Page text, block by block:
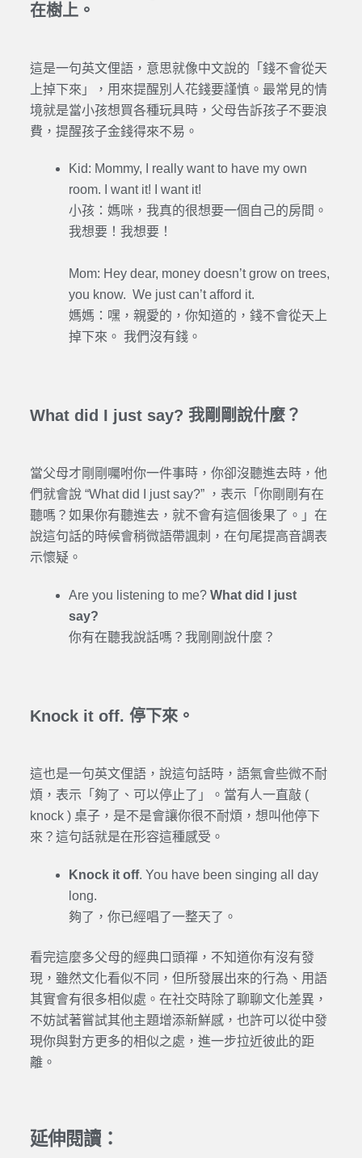
在樹上。
這是一句英文俚語，意思就像中文說的「錢不會從天
上掉下來」，用來提醒別人花錢要謹慎。最常見的情
境就是當小孩想買各種玩具時，父母告訴孩子不要浪
費，提醒孩子金錢得來不易。
Kid: Mommy, I really want to have my own
room. I want it! I want it!
小孩：媽咪，我真的很想要一個自己的房間。
我想要！我想要！
Mom: Hey dear, money doesn’t grow on trees,
you know. We just can’t afford it.
媽媽：嘿，親愛的，你知道的，錢不會從天上
掉下來。 我們沒有錢。
What did I just say? 我剛剛說什麼？
當父母才剛剛囑咐你一件事時，你卻沒聽進去時，他
們就會說 “What did I just say?” ，表示「你剛剛有在
聽嗎？如果你有聽進去，就不會有這個後果了。」在
說這句話的時候會稍微語帶諷刺，在句尾提高音調表
示懷疑。
Are you listening to me?What did I just
say?
你有在聽我說話嗎？我剛剛說什麼？
Knock it off. 停下來。
這也是一句英文俚語，說這句話時，語氣會些微不耐
煩，表示「夠了、可以停止了」。當有人一直敲 (
knock ) 桌子，是不是會讓你很不耐煩，想叫他停下
來？這句話就是在形容這種感受。
Knock it off. You have been singing all day
long.
夠了，你已經唱了一整天了。
看完這麼多父母的經典口頭禪，不知道你有沒有發
現，雖然文化看似不同，但所發展出來的行為、用語
其實會有很多相似處。在社交時除了聊聊文化差異，
不妨試著嘗試其他主題增添新鮮感，也許可以從中發
現你與對方更多的相似之處，進一步拉近彼此的距
離。
延伸閱讀：